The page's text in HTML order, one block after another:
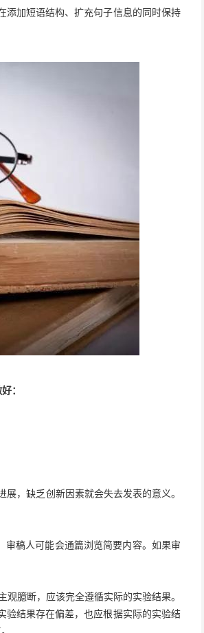
添加短语结构、扩充句子信息的同时保持
：
，缺乏创新因素就会失去发表的意义。
稿人可能会通篇浏览简要内容。如果审
臆断，应该完全遵循实际的实验结果。
验结果存在偏差，也应根据实际的实验结